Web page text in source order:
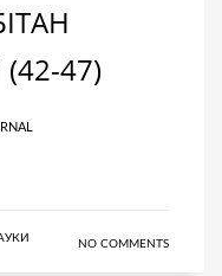
47)
NO COMMENTS